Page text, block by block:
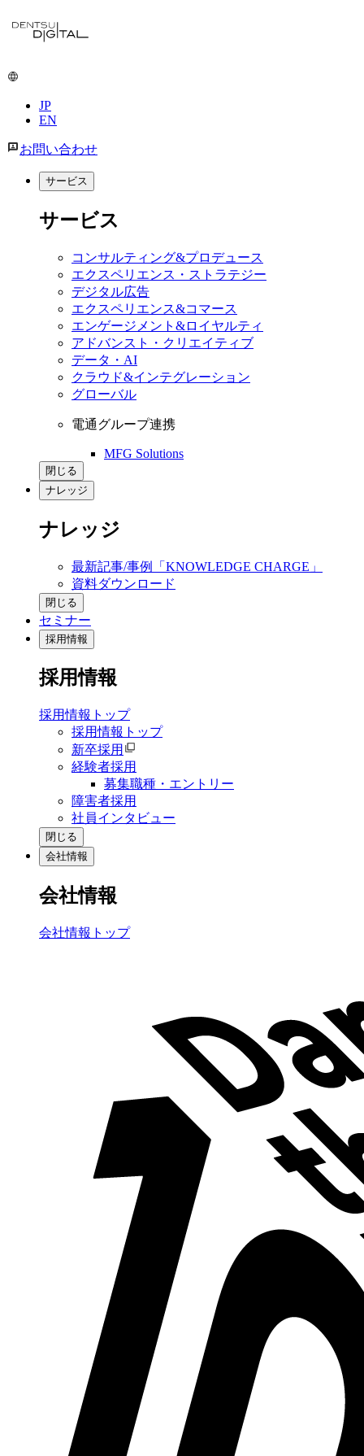
JP
EN
お問い合わせ
サービス
サービス
コンサルティング&プロデュース
エクスペリエンス・ストラテジー
デジタル広告
エクスペリエンス&コマース
エンゲージメント&ロイヤルティ
アドバンスト・クリエイティブ
データ・AI
クラウド&インテグレーション
グローバル
電通グループ連携
MFG Solutions
閉じる
ナレッジ
ナレッジ
最新記事/事例「KNOWLEDGE CHARGE」
資料ダウンロード
閉じる
セミナー
採用情報
採用情報
採用情報トップ
採用情報トップ
新卒採用
経験者採用
募集職種・エントリー
障害者採用
社員インタビュー
閉じる
会社情報
会社情報
会社情報トップ